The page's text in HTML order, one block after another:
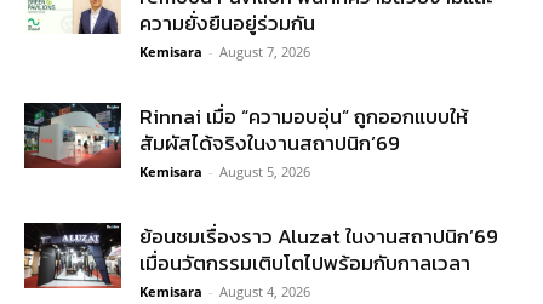
ความยั่งยืนอยู่ร่วมกัน
Kemisara - August 7, 2026
Rinnai เมื่อ “ความอบอุ่น” ถูกออกแบบให้
สัมผัสได้จริงในงานสถาปนิก’69
Kemisara - August 5, 2026
ย้อนชมเรื่องราว Aluzat ในงานสถาปนิก’69
เมื่อนวัตกรรมเติบโตไปพร้อมกับกาลเวลา
Kemisara - August 4, 2026